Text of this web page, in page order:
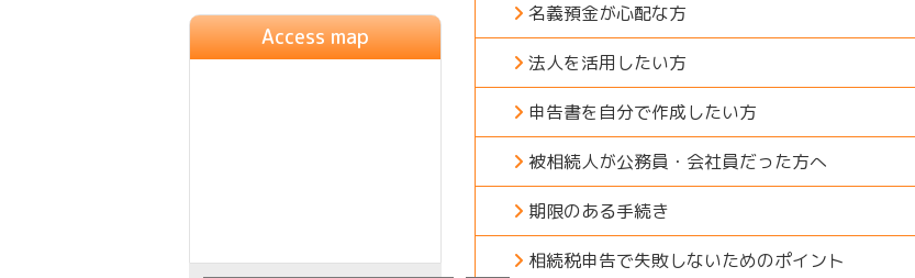
名義預金が心配な方
法人を活用したい方
申告書を自分で作成したい方
被相続人が公務員・会社員だった方へ
期限のある手続き
相続税申告で失敗しないためのポイント
Access map